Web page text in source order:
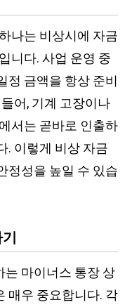
나는 비상시에 자금
니다. 사업 운영 중
정 금액을 항상 준비
어, 기계 고장이나
서는 곧바로 인출하
. 이렇게 비상 자금
정성을 높일 수 있습
는 마이너스 통장 상
매우 중요합니다. 각